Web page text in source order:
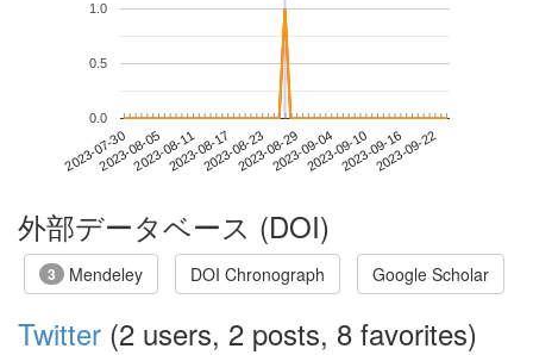
2023-07-302023-08-052023-08-112023-08-172023-08-232023-08-292023-09-042023-09-102023-09-162023-09-22
0.0
0.5
1.0
外部データベース (DOI)
3 Mendeley DOI Chronograph Google Scholar
Twitter (2 users, 2 posts, 8 favorites)